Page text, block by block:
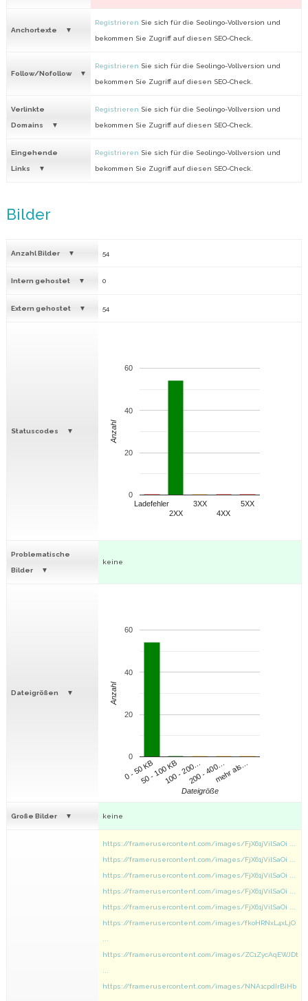
Anchortexte
Registrieren Sie sich für die Seolingo-Vollversion und
bekommen Sie Zugriff auf diesen SEO-Check.
Follow/Nofollow
Registrieren Sie sich für die Seolingo-Vollversion und
bekommen Sie Zugriff auf diesen SEO-Check.
Verlinkte
Domains
Registrieren Sie sich für die Seolingo-Vollversion und
bekommen Sie Zugriff auf diesen SEO-Check.
Eingehende
Links
Registrieren Sie sich für die Seolingo-Vollversion und
bekommen Sie Zugriff auf diesen SEO-Check.
Bilder
Anzahl Bilder 54
Intern gehostet 0
Extern gehostet 54
Statuscodes
Ladefehler
2XX
3XX
4XX
5XX
0
20
40
60
Anzahl
Problematische
Bilder
keine
Dateigrößen
0 - 50 KB50 - 100 KB100 - 200…200 - 400…mehr als…
0
20
40
60
Dateigröße
Anzahl
Große Bilder keine
https://framerusercontent.com/images/FjX61jVilSaOi ...
https://framerusercontent.com/images/FjX61jVilSaOi ...
https://framerusercontent.com/images/FjX61jVilSaOi ...
https://framerusercontent.com/images/FjX61jVilSaOi ...
https://framerusercontent.com/images/FjX61jVilSaOi ...
https://framerusercontent.com/images/fkoHRNxL4xLjO
https://framerusercontent.com/images/ZC1ZycAqEWJDt
https://framerusercontent.com/images/NNA1cpdIrBiHb